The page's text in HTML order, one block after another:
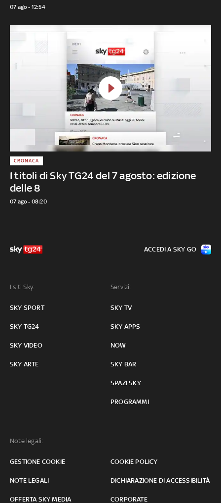
07 ago - 12:54
I titoli di Sky TG24 del 7 agosto: edizione
delle 8
CRONACA
07 ago - 08:20
I siti Sky:
SKY SPORT
SKY TG24
SKY VIDEO
SKY ARTE
Servizi:
SKY TV
SKY APPS
NOW
SKY BAR
SPAZI SKY
PROGRAMMI
Note legali:
GESTIONE COOKIE COOKIE POLICY
NOTE LEGALI DICHIARAZIONE DI ACCESSIBILITÀ
OFFERTA SKY MEDIA CORPORATE
ACCEDI A SKY GO